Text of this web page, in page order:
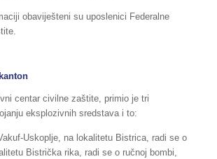
obaviješteni su uposlenici Federalne
centar civilne zaštite, primio je tri
eksplozivnih sredstava i to:
Uskoplje, na lokalitetu Bistrica, radi se o
Bistrička rika, radi se o ručnoj bombi,